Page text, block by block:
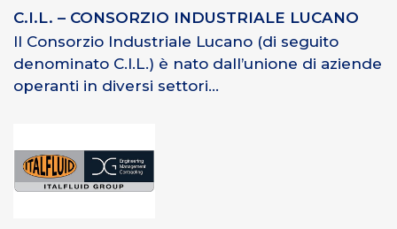
C.I.L. – CONSORZIO INDUSTRIALE LUCANO
Il Consorzio Industriale Lucano (di seguito
denominato C.I.L.) è nato dall’unione di aziende
operanti in diversi settori...